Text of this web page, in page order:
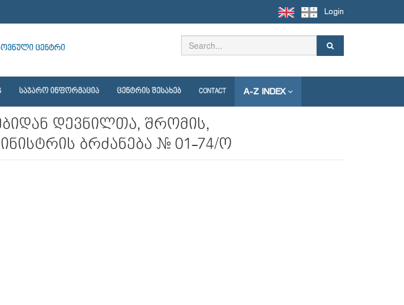
Login
ᲡᲐᲯᲐᲠᲝ ᲘᲜᲤᲝᲠᲛᲐᲪᲘᲐ ᲪᲔᲜᲢᲠᲘᲡ ᲨᲔᲡᲐᲮᲔᲑ CONTACT A-Z INDEX
დევნილთა, შრომის,
ბრძანება № 01-74/ო